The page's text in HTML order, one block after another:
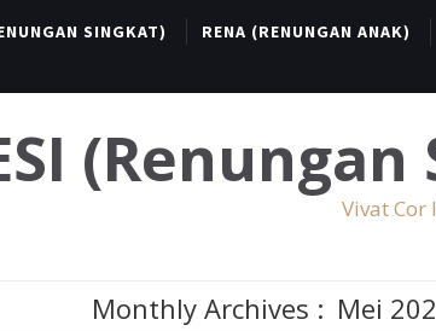
SINGKAT) RENA (RENUNGAN ANAK)
Vivat Cor
Monthly Archives : Mei